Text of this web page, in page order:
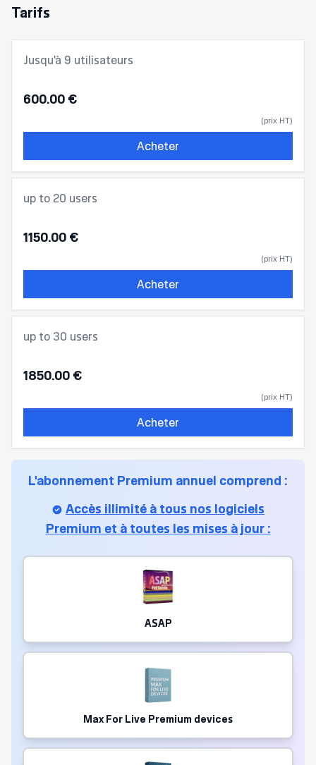
Tarifs
Jusqu'à 9 utilisateurs
600.00 €
(prix HT)
Acheter
up to 20 users
1150.00 €
(prix HT)
Acheter
up to 30 users
1850.00 €
(prix HT)
Acheter
L'abonnement Premium annuel comprend :
Accès illimité à tous nos logiciels
Premium et à toutes les mises à jour :
ASAP
Max For Live Premium devices